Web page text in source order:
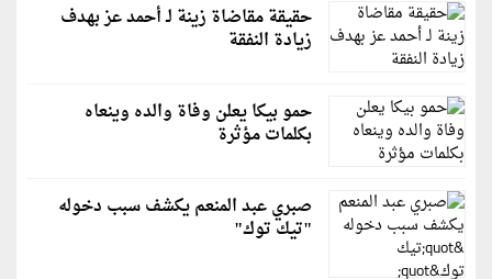
حقيقة مقاضاة زينة لـ أحمد عز بهدف
زيادة النفقة
حمو بيكا يعلن وفاة والده وينعاه
بكلمات مؤثرة
صبري عبد المنعم يكشف سبب دخوله
"تيك توك"